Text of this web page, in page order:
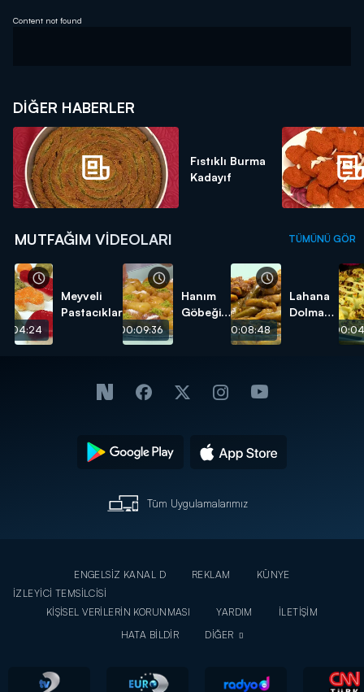
Content not found
DIĞER HABERLER
Fıstıklı Burma
Kadayıf
MUTFAĞIM VIDEOLARI TÜMÜNÜ GÖR
Meyveli
Pastacıklar
00:09:36
Hanım
Göbeği
00:08:48
Lahana
Dolması
Tüm Uygulamalarımız
ENGELSİZ KANAL D REKLAM
KÜNYE
İZLEYİCİ TEMSİLCİSİ
KİŞİSEL VERİLERİN KORUNMASI
YARDIM
İLETİŞİM
HATA BİLDİR
DİĞER